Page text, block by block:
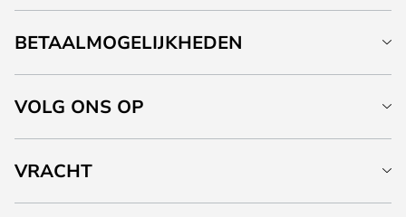
BETAALMOGELIJKHEDEN
VOLG ONS OP
VRACHT